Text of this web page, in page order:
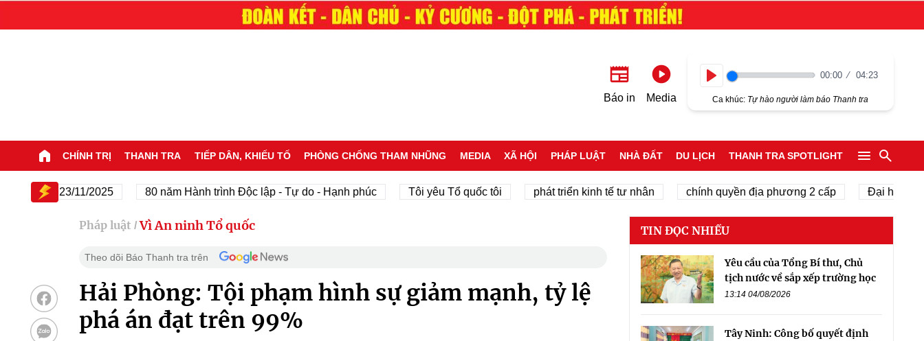
Báo in Media
00:00 04:23
Ca khúc: Tự hào người làm báo Thanh tra
CHÍNH TRỊ THANH TRA TIẾP DÂN, KHIẾU TỐ PHÒNG CHỐNG THAM NHŨNG MEDIA XÃ HỘI PHÁP LUẬT NHÀ ĐẤT DU LỊCH THANH TRA SPOTLIGHT
- 23/11/2025 80 năm Hành trình Độc lập - Tự do - Hạnh phúc Tôi yêu Tổ quốc tôi phát triển kinh tế tư nhân chính quyền địa phương 2 cấp Đại hội Đại
Pháp luật / Vì An ninh Tổ quốc
Theo dõi Báo Thanh tra trên
Hải Phòng: Tội phạm hình sự giảm mạnh, tỷ lệ
phá án đạt trên 99%
TIN ĐỌC NHIỀU
Yêu cầu của Tổng Bí thư, Chủ
tịch nước về sắp xếp trường học
13:14 04/08/2026
Tây Ninh: Công bố quyết định